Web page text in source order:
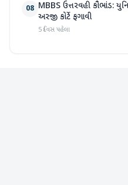
08 MBBS ઉત્તરવહી કૌભાંડ:
અરજી કોર્ટે ફગાવી
5 દિવસ પહેલા